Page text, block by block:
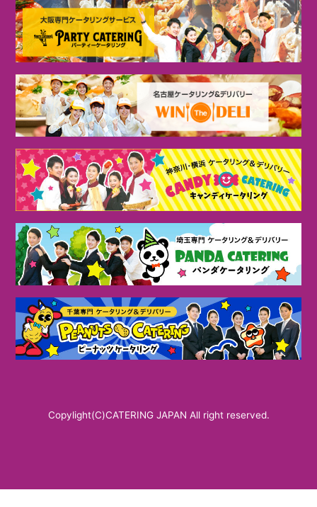
Copylight(C)CATERING JAPAN All right reserved.